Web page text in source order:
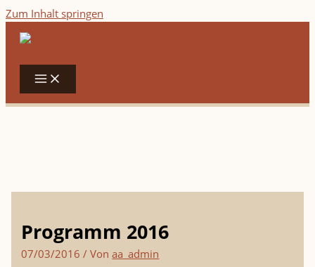
Zum Inhalt springen
Programm 2016
07/03/2016/ Vonaa_admin